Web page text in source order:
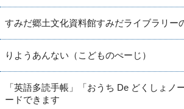
すみだ郷土文化資料館すみだライブラリー
りようあんない（こどものぺーじ）
「英語多読手帳」「おうち De どくしょノ
ードできます